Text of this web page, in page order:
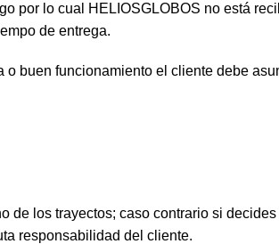
por lo cual HELIOSGLOBOS no está
de entrega.
buen funcionamiento el cliente debe
los trayectos; caso contrario si decides
responsabilidad del cliente.